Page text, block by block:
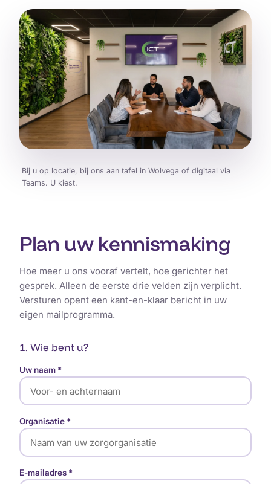
Bij u op locatie, bij ons aan tafel in Wolvega of digitaal via
Teams. U kiest.
Plan uw kennismaking
Hoe meer u ons vooraf vertelt, hoe gerichter het
gesprek. Alleen de eerste drie velden zijn verplicht.
Versturen opent een kant-en-klaar bericht in uw
eigen mailprogramma.
1. Wie bent u?
Uw naam *
Organisatie *
E-mailadres *